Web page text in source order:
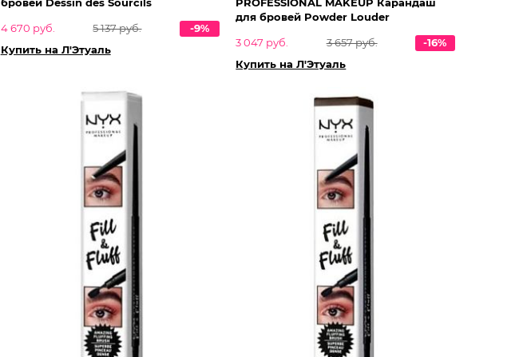
4 670 руб.
5 137 руб.
-9%
Купить на Л'Этуаль
для бровей Powder Louder
3 047 руб.
3 657 руб.
-16%
Купить на Л'Этуаль